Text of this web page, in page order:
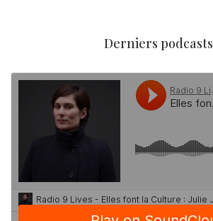
Derniers podcasts